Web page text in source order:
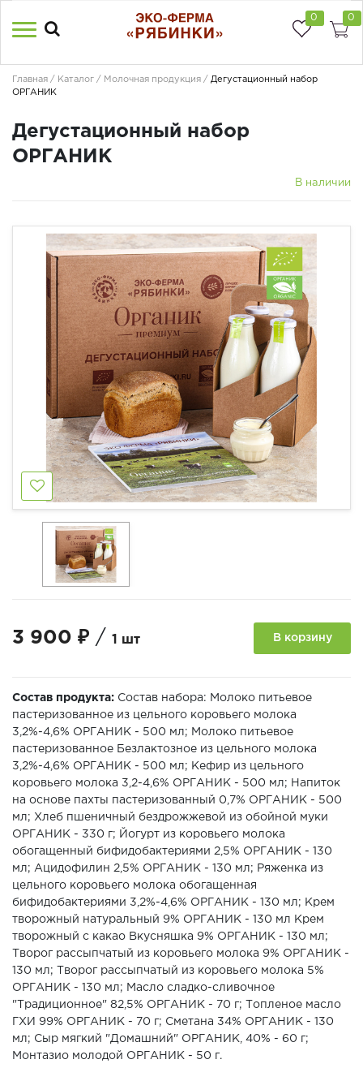
0 0
Главная Каталог Молочная продукция
Дегустационный набор
ОРГАНИК
Дегустационный набор
ОРГАНИК
В наличии
3 900 ₽ / 1 шт В корзину
Состав продукта: Состав набора: Молоко питьевое
пастеризованное из цельного коровьего молока
3,2%-4,6% ОРГАНИК - 500 мл; Молоко питьевое
пастеризованное Безлактозное из цельного молока
3,2%-4,6% ОРГАНИК - 500 мл; Кефир из цельного
коровьего молока 3,2-4,6% ОРГАНИК - 500 мл; Напиток
на основе пахты пастеризованный 0,7% ОРГАНИК - 500
мл; Хлеб пшеничный бездрожжевой из обойной муки
ОРГАНИК - 330 г; Йогурт из коровьего молока
обогащенный бифидобактериями 2,5% ОРГАНИК - 130
мл; Ацидофилин 2,5% ОРГАНИК - 130 мл; Ряженка из
цельного коровьего молока обогащенная
бифидобактериями 3,2%-4,6% ОРГАНИК - 130 мл; Крем
творожный натуральный 9% ОРГАНИК - 130 мл Крем
творожный с какао Вкусняшка 9% ОРГАНИК - 130 мл;
Творог рассыпчатый из коровьего молока 9% ОРГАНИК -
130 мл; Творог рассыпчатый из коровьего молока 5%
ОРГАНИК - 130 мл; Масло сладко-сливочное
"Традиционное" 82,5% ОРГАНИК - 70 г; Топленое масло
ГХИ 99% ОРГАНИК - 70 г; Сметана 34% ОРГАНИК - 130
мл; Сыр мягкий "Домашний" ОРГАНИК, 40% - 60 г;
Монтазио молодой ОРГАНИК - 50 г.